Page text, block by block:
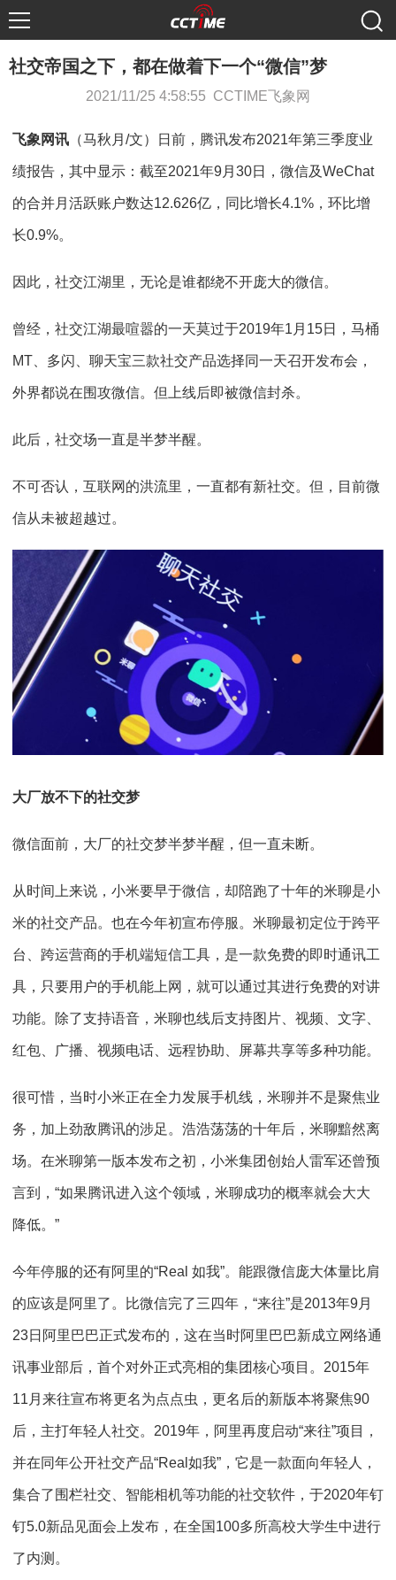
社交帝国之下，都在做着下一个“微信”梦
2021/11/25 4:58:55 CCTIME飞象网
飞象网讯 （马秋月/文）日前，腾讯发布2021年第三季度业
绩报告，其中显示：截至2021年9月30日，微信及WeChat
的合并月活跃账户数达12.626亿，同比增长4.1%，环比增
长0.9%。
因此，社交江湖里，无论是谁都绕不开庞大的微信。
曾经，社交江湖最喧嚣的一天莫过于2019年1月15日，马桶
MT、多闪、聊天宝三款社交产品选择同一天召开发布会，
外界都说在围攻微信。但上线后即被微信封杀。
此后，社交场一直是半梦半醒。
不可否认，互联网的洪流里，一直都有新社交。但，目前微
信从未被超越过。
大厂放不下的社交梦
微信面前，大厂的社交梦半梦半醒，但一直未断。
从时间上来说，小米要早于微信，却陪跑了十年的米聊是小
米的社交产品。也在今年初宣布停服。米聊最初定位于跨平
台、跨运营商的手机端短信工具，是一款免费的即时通讯工
具，只要用户的手机能上网，就可以通过其进行免费的对讲
功能。除了支持语音，米聊也线后支持图片、视频、文字、
红包、广播、视频电话、远程协助、屏幕共享等多种功能。
很可惜，当时小米正在全力发展手机线，米聊并不是聚焦业
务，加上劲敌腾讯的涉足。浩浩荡荡的十年后，米聊黯然离
场。在米聊第一版本发布之初，小米集团创始人雷军还曾预
言到，“如果腾讯进入这个领域，米聊成功的概率就会大大
降低。”
今年停服的还有阿里的“Real 如我”。能跟微信庞大体量比肩
的应该是阿里了。比微信完了三四年，“来往”是2013年9月
23日阿里巴巴正式发布的，这在当时阿里巴巴新成立网络通
讯事业部后，首个对外正式亮相的集团核心项目。2015年
11月来往宣布将更名为点点虫，更名后的新版本将聚焦90
后，主打年轻人社交。2019年，阿里再度启动“来往”项目，
并在同年公开社交产品“Real如我”，它是一款面向年轻人，
集合了围栏社交、智能相机等功能的社交软件，于2020年钉
钉5.0新品见面会上发布，在全国100多所高校大学生中进行
了内测。